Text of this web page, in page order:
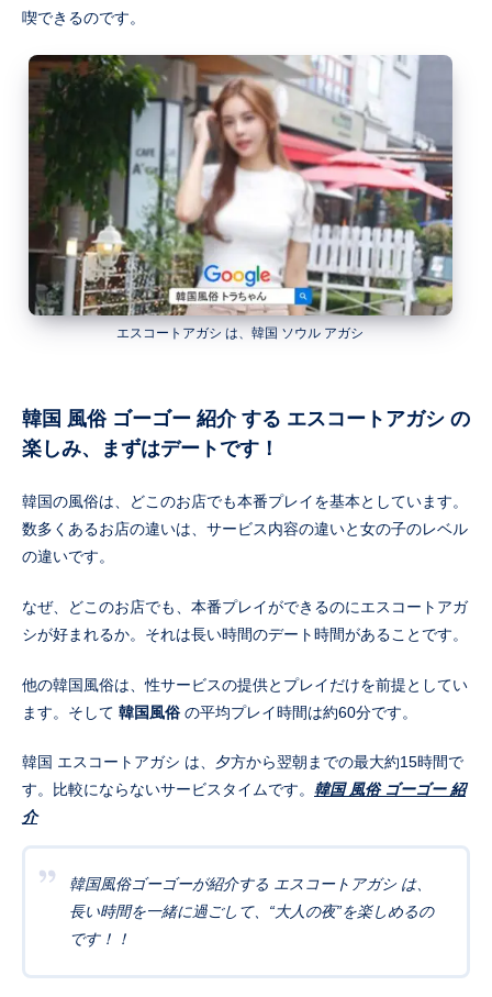
喫できるのです。
エスコートアガシ は、韓国 ソウル アガシ
韓国 風俗 ゴーゴー 紹介 する エスコートアガシ の
楽しみ、まずはデートです！
韓国の風俗は、どこのお店でも本番プレイを基本としています。
数多くあるお店の違いは、サービス内容の違いと女の子のレベル
の違いです。
なぜ、どこのお店でも、本番プレイができるのにエスコートアガ
シが好まれるか。それは長い時間のデート時間があることです。
他の韓国風俗は、性サービスの提供とプレイだけを前提としてい
ます。そして 韓国風俗 の平均プレイ時間は約60分です。
韓国 エスコートアガシ は、夕方から翌朝までの最大約15時間で
す。比較にならないサービスタイムです。 韓国 風俗 ゴーゴー 紹
介
韓国風俗ゴーゴーが紹介する エスコートアガシ は、
長い時間を一緒に過ごして、“大人の夜”を楽しめるの
です！！